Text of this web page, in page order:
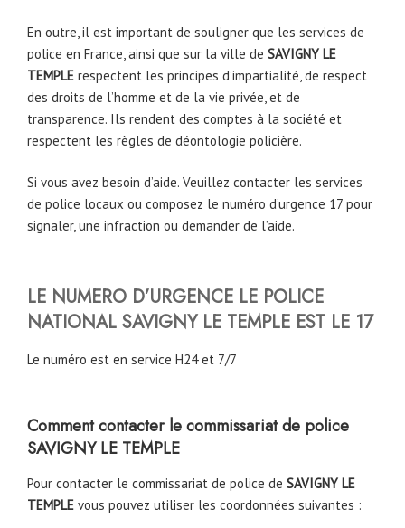
En outre, il est important de souligner que les services de
police en France, ainsi que sur la ville de SAVIGNY LE
TEMPLE respectent les principes d’impartialité, de respect
des droits de l’homme et de la vie privée, et de
transparence. Ils rendent des comptes à la société et
respectent les règles de déontologie policière.
Si vous avez besoin d’aide. Veuillez contacter les services
de police locaux ou composez le numéro d’urgence 17 pour
signaler, une infraction ou demander de l’aide.
LE NUMERO D’URGENCE LE POLICE
NATIONAL SAVIGNY LE TEMPLE EST LE 17
Le numéro est en service H24 et 7/7
Comment contacter le commissariat de police
SAVIGNY LE TEMPLE
Pour contacter le commissariat de police de SAVIGNY LE
TEMPLE vous pouvez utiliser les coordonnées suivantes :